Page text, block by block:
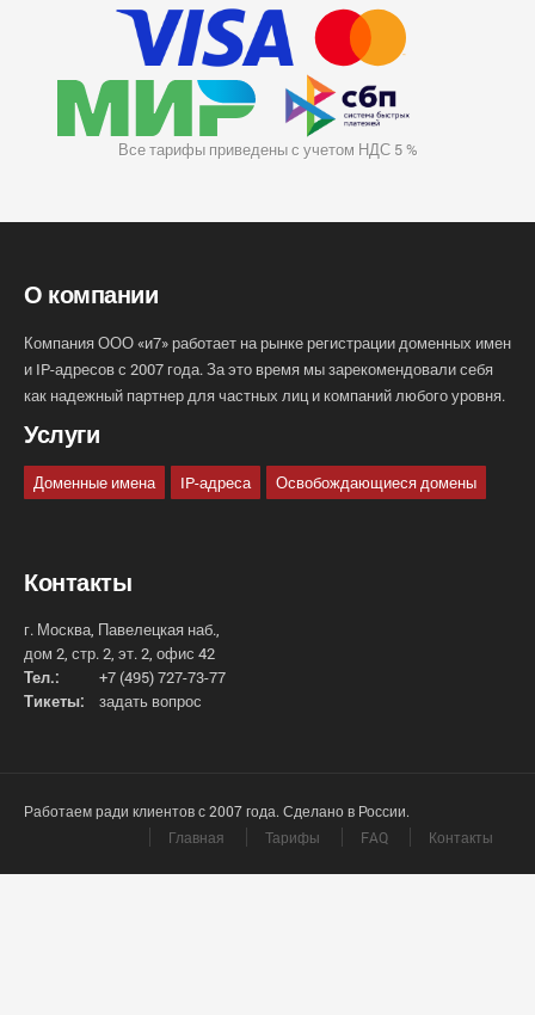
Все тарифы приведены с учетом НДС 5 %
О компании
Компания ООО «и7» работает на рынке регистрации доменных имен
и IP-адресов с 2007 года. За это время мы зарекомендовали себя
как надежный партнер для частных лиц и компаний любого уровня.
Услуги
Доменные имена IP-адреса Освобождающиеся домены
Контакты
г. Москва, Павелецкая наб.,
дом 2, стр. 2, эт. 2, офис 42
Тел.:
+7 (495) 727-73-77
Тикеты:
задать вопрос
Работаем ради клиентов с 2007 года. Сделано в России.
Главная
Тарифы FAQ Контакты